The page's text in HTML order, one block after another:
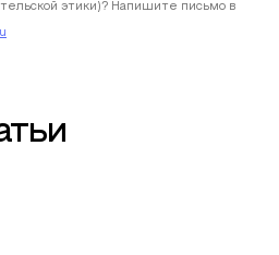
этики)? Напишите письмо в